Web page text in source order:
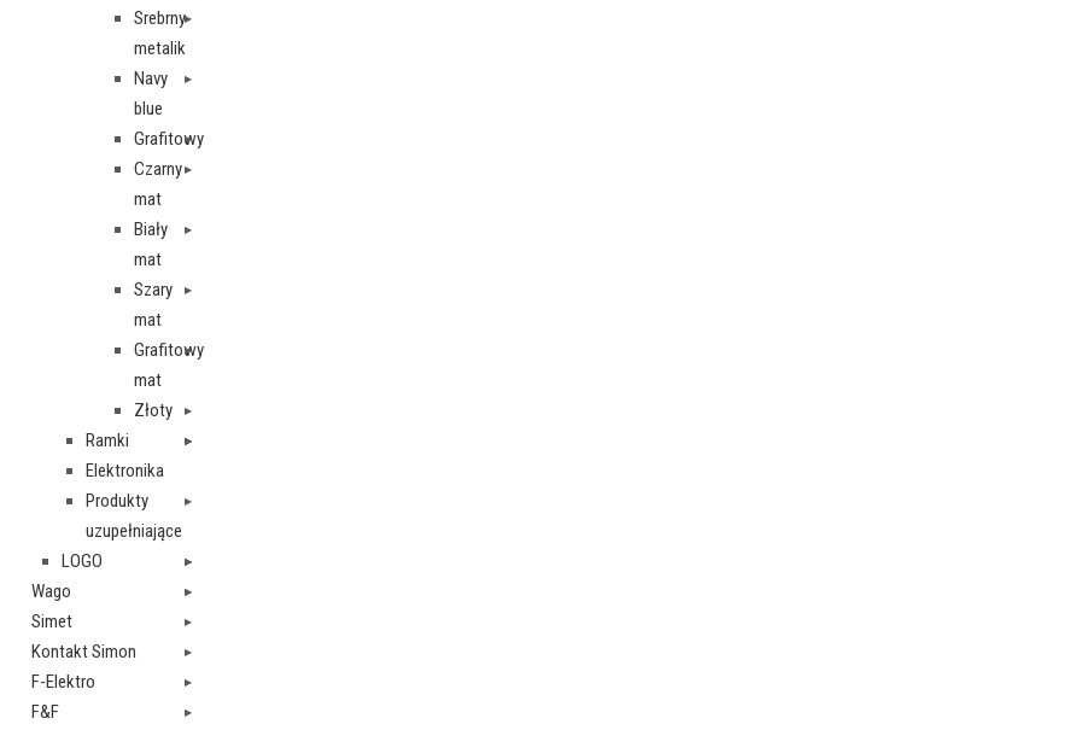
Srebrny
metalik
Navy
blue
Grafitowy
Czarny
mat
Biały
mat
Szary
mat
Grafitowy
mat
Złoty
Ramki
Elektronika
Produkty
uzupełniające
LOGO
Wago
Simet
Kontakt Simon
F-Elektro
F&F